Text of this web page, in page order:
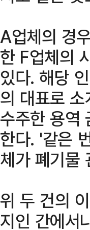
A업체의 경
한 F업체의
있다. 해당
의 대표로
수주한 용역
한다. '같은
체가 폐기물
위 두 건의
지인 간에서